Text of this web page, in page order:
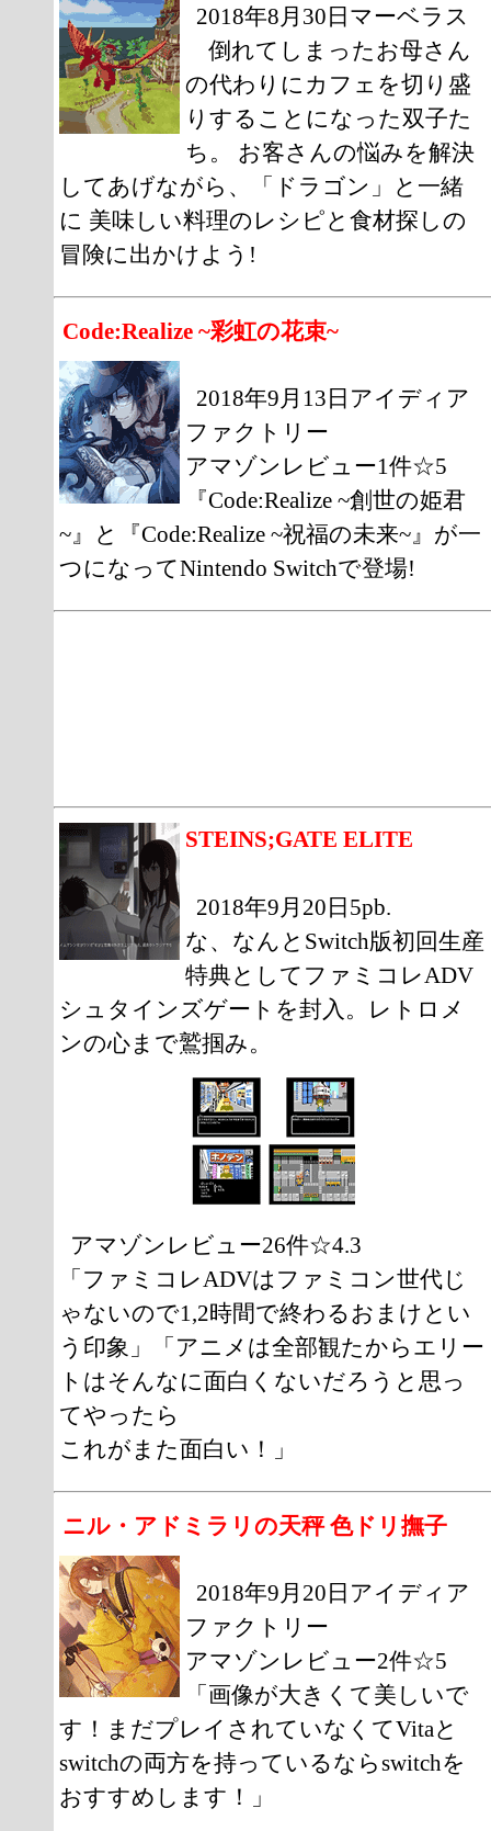
2018年8月30日マーベラス
倒れてしまったお母さん
の代わりにカフェを切り盛
りすることになった双子た
ち。 お客さんの悩みを解決
してあげながら、「ドラゴン」と一緒
に 美味しい料理のレシピと食材探しの
冒険に出かけよう!
Code:Realize ~彩虹の花束~
2018年9月13日アイディア
ファクトリー
アマゾンレビュー1件☆5
『Code:Realize ~創世の姫君
~』と『Code:Realize ~祝福の未来~』が一
つになってNintendo Switchで登場!
STEINS;GATE ELITE
2018年9月20日5pb.
な、なんとSwitch版初回生産
特典としてファミコレADV
シュタインズゲートを封入。レトロメ
ンの心まで鷲掴み。
アマゾンレビュー26件☆4.3
「ファミコレADVはファミコン世代じ
ゃないので1,2時間で終わるおまけとい
う印象」「アニメは全部観たからエリー
トはそんなに面白くないだろうと思っ
てやったら
これがまた面白い！」
ニル・アドミラリの天秤 色ドリ撫子
2018年9月20日アイディア
ファクトリー
アマゾンレビュー2件☆5
「画像が大きくて美しいで
す！まだプレイされていなくてVitaと
switchの両方を持っているならswitchを
おすすめします！」